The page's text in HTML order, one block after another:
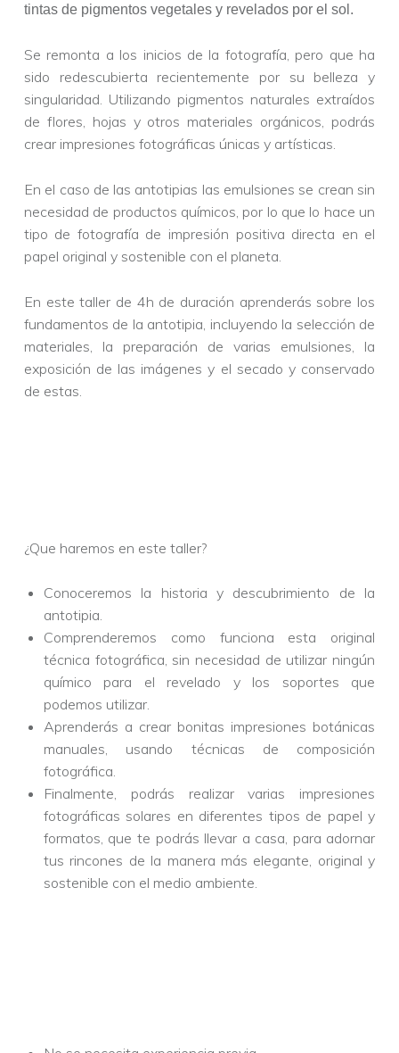
tintas de pigmentos vegetales y revelados por el sol.
Se remonta a los inicios de la fotografía, pero que ha
sido redescubierta recientemente por su belleza y
singularidad. Utilizando pigmentos naturales extraídos
de flores, hojas y otros materiales orgánicos, podrás
crear impresiones fotográficas únicas y artísticas.
En el caso de las antotipias las emulsiones se crean sin
necesidad de productos químicos, por lo que lo hace un
tipo de fotografía de impresión positiva directa en el
papel original y sostenible con el planeta.
En este taller de 4h de duración aprenderás sobre los
fundamentos de la antotipia, incluyendo la selección de
materiales, la preparación de varias emulsiones, la
exposición de las imágenes y el secado y conservado
de estas.
¿Que haremos en este taller?
Conoceremos la historia y descubrimiento de la
antotipia.
Comprenderemos como funciona esta original
técnica fotográfica, sin necesidad de utilizar ningún
químico para el revelado y los soportes que
podemos utilizar.
Aprenderás a crear bonitas impresiones botánicas
manuales, usando técnicas de composición
fotográfica.
Finalmente, podrás realizar varias impresiones
fotográficas solares en diferentes tipos de papel y
formatos, que te podrás llevar a casa, para adornar
tus rincones de la manera más elegante, original y
sostenible con el medio ambiente.